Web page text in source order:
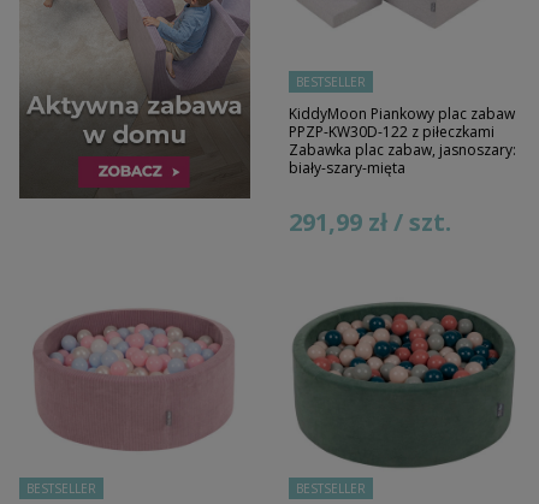
BESTSELLER
KiddyMoon Piankowy plac zabaw
PPZP-KW30D-122 z piłeczkami
Zabawka plac zabaw, jasnoszary:
biały-szary-mięta
291,99 zł / szt.
BESTSELLER BESTSELLER